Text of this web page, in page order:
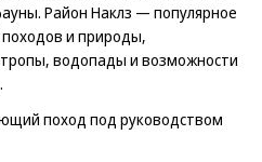
Район Наклз — популярное
и природы,
водопады и возможности
поход под руководством